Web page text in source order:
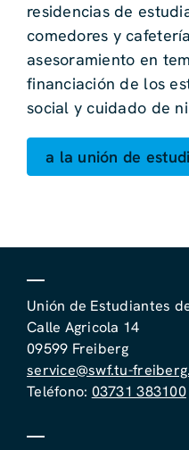
residencias de
comedores y
asesoramiento en
financiación de los
social y cuidado de
a la unión de
Unión de Estudiantes
Calle Agricola 14
09599 Freiberg
service@swf.tu-
Teléfono: 03731 383100